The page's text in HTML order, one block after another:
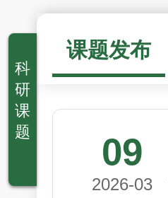
科
研
课
题
课题发布
09
2026-03